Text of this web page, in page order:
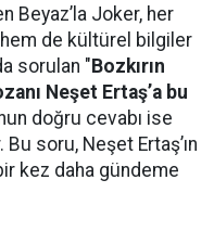
Beyaz’la Joker, her
de kültürel bilgiler
sorulan "Bozkırın
Neşet Ertaş’a bu
doğru cevabı ise
Bu soru, Neşet Ertaş’ın
kez daha gündeme